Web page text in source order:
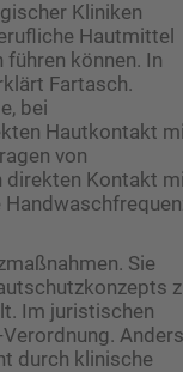
Kliniken
Hautmittel
können. In
Fartasch.
bei
Hautkontakt
von
direkten Kontakt
Sie
Im juristischen
Anders
durch klinische